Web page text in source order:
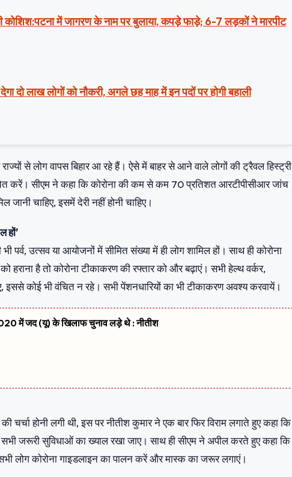
में जागरण के नाम पर बुलाया, कपड़े फाड़े; 6-7 लड़कों ने मारपीट
दो लाख लोगों को नौकरी, अगले छह माह में इन पदों पर होगी बहाली
से लोग वापस बिहार आ रहे हैं। ऐसे में बाहर से आने वाले लोगों की ट्रैवल हिस्ट्री
करें। सीएम ने कहा कि कोरोना की कम से कम 70 प्रतिशत आरटीपीसीआर जांच
चाहिए, इसमें देरी नहीं होनी चाहिए।
हों’
पर्व, उत्सव या आयोजनों में सीमित संख्या में ही लोग शामिल हों। साथ ही कोरोना
हराना है तो कोरोना टीकाकरण की रफ्तार को और बढ़ाएं। सभी हेल्थ वर्कर,
कोई भी वंचित न रहे। सभी पेंशनधारियों का भी टीकाकरण अवश्य करवायें।
में जद (यू) के खिलाफ चुनाव लड़े थे : नीतीश
होनी लगी थी, इस पर नीतीश कुमार ने एक बार फिर विराम लगाते हुए कहा कि
जरूरी सुविधाओं का ख्याल रखा जाए। साथ ही सीएम ने अपील करते हुए कहा कि
लोग कोरोना गाइडलाइन का पालन करें और मास्क का जरूर लगाएं।